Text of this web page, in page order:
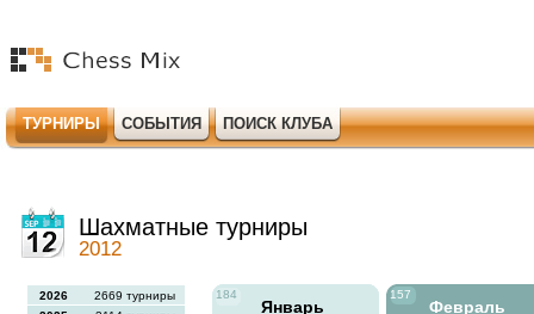
ТУРНИРЫ СОБЫТИЯ ПОИСК КЛУБА
Шахматные турниры
2012
2026
2669 турниры
184
Январь
157
Февраль